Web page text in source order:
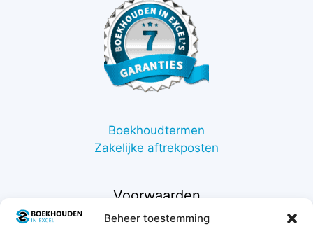
Beheer toestemming
Boekhoudtermen
Zakelijke aftrekposten
Voorwaarden